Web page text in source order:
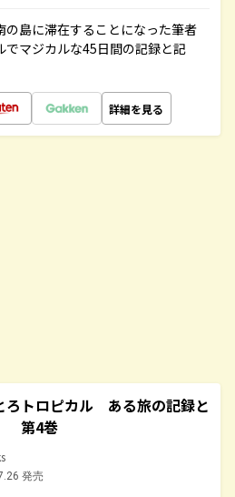
の島に滞在することになった筆者
マジカルな45日間の記録と記
詳細を見る
ろトロピカル ある旅の記録と
第4巻
発売